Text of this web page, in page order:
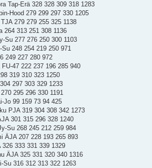
Tap-Erä 328 328 309 318 1283
Hood 279 299 297 330 1205
279 279 255 325 1138
264 313 251 308 1136
Su 277 276 250 300 1103
248 254 219 250 971
249 227 280 972
47 222 237 196 285 940
319 310 323 1250
297 303 329 1233
295 296 330 1191
Jo 99 159 73 94 425
PJA 319 304 308 342 1273
301 315 296 328 1240
Su 268 245 212 259 984
ÄJA 207 228 193 265 893
333 331 339 1329
ÄJA 325 331 320 340 1316
Su 316 312 313 322 1263